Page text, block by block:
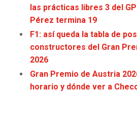
JAGUARS
COWBOYS
WIZARDS
WARRIORS
CLIPPERS
las prácticas libres 3 del
Pérez termina 19
F1: así queda la tabla de
constructores del Gran
2026
Gran Premio de Austria
horario y dónde ver a